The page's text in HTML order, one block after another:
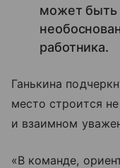
может быть
работника.
Ганькина
место строится
и взаимном
«В команде,